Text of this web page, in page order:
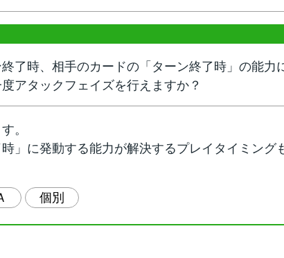
了時、相手のカードの「ターン終了時」の能
アタックフェイズを行えますか？
。
時」に発動する能力が解決するプレイタイミン
個別